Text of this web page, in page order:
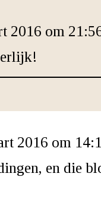
2016 om
2016 om
en die